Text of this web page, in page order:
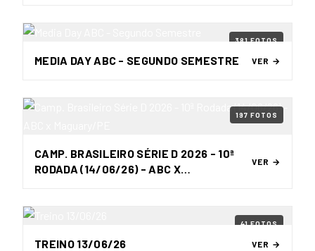
381 FOTOS
MEDIA DAY ABC - SEGUNDO SEMESTRE VER →
197 FOTOS
CAMP. BRASILEIRO SÉRIE D 2026 - 10ª
RODADA (14/06/26) - ABC X
VER →
41 FOTOS
TREINO 13/06/26 VER →